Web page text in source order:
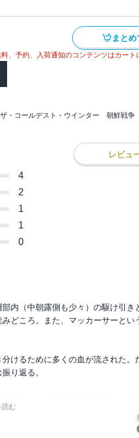
サー対トルーマン第１１
まと
、予約、入荷通知のコンテンツはカート
ザ・コールデスト・ウインター 朝鮮戦争
レビュ
4
2
1
1
0
内（中朝露側も少々）の駆け引き
どころ。また、マッカーサーとい
けるために多くの血が流された。
り返る。
は共和党に巧みなロビイングで食
国務長官のアチソンらはこうした
読む